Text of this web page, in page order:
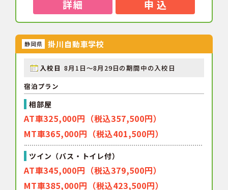
詳細 申 込
静岡県 掛川自動車学校
入校日 8月1日～8月29日の期間中の入校日
宿泊プラン
相部屋
AT車325,000円（税込357,500円）
MT車365,000円（税込401,500円）
ツイン（バス・トイレ付）
AT車345,000円（税込379,500円）
MT車385,000円（税込423,500円）